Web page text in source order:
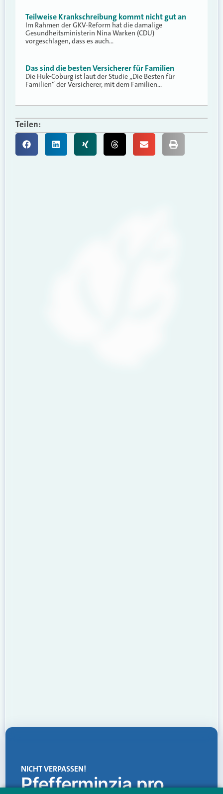
Teilweise Krankschreibung kommt nicht gut an
Im Rahmen der GKV-Reform hat die damalige
Gesundheitsministerin Nina Warken (CDU)
vorgeschlagen, dass es auch…
Das sind die besten Versicherer für Familien
Die Huk-Coburg ist laut der Studie „Die Besten für
Familien“ der Versicherer, mit dem Familien…
Teilen:
NICHT VERPASSEN!
Pfefferminzia.pro